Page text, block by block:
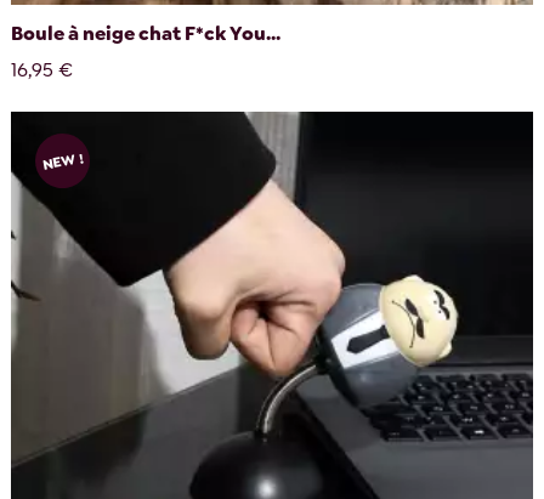
Boule à neige chat F*ck You...
16,95 €
NEW !